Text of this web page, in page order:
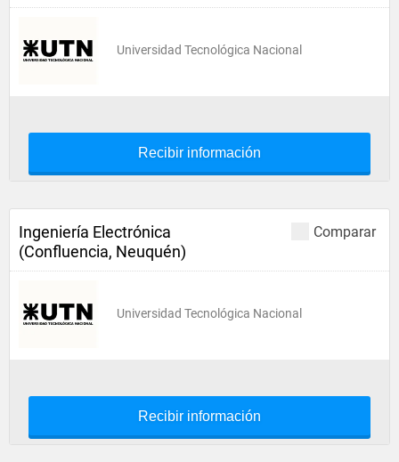
Universidad Tecnológica Nacional
Recibir información
Comparar
Ingeniería Electrónica
(Confluencia, Neuquén)
Universidad Tecnológica Nacional
Recibir información